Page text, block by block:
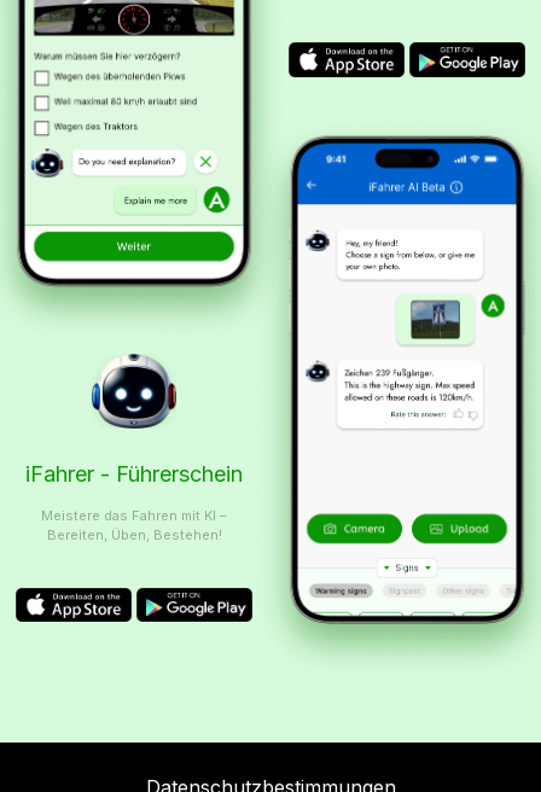
iFahrer - Führerschein
Meistere das Fahren mit KI –
Bereiten, Üben, Bestehen!